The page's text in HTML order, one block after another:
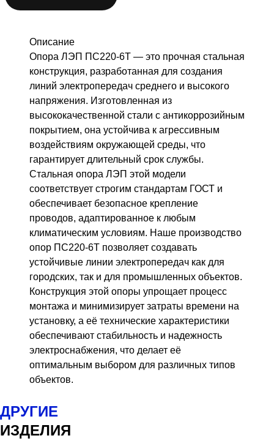
Описание
Опора ЛЭП ПС220-6Т — это прочная стальная
конструкция, разработанная для создания
линий электропередач среднего и высокого
напряжения. Изготовленная из
высококачественной стали с антикоррозийным
покрытием, она устойчива к агрессивным
воздействиям окружающей среды, что
гарантирует длительный срок службы.
Стальная опора ЛЭП этой модели
соответствует строгим стандартам ГОСТ и
обеспечивает безопасное крепление
проводов, адаптированное к любым
климатическим условиям. Наше производство
опор ПС220-6Т позволяет создавать
устойчивые линии электропередач как для
городских, так и для промышленных объектов.
Конструкция этой опоры упрощает процесс
монтажа и минимизирует затраты времени на
установку, а её технические характеристики
обеспечивают стабильность и надежность
электроснабжения, что делает её
оптимальным выбором для различных типов
объектов.
ДРУГИЕ
ИЗДЕЛИЯ